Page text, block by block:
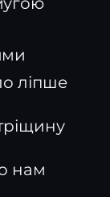
ліпше
нам